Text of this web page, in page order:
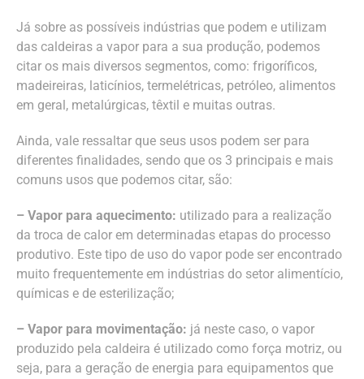
Já sobre as possíveis indústrias que podem e utilizam
das caldeiras a vapor para a sua produção, podemos
citar os mais diversos segmentos, como: frigoríficos,
madeireiras, laticínios, termelétricas, petróleo, alimentos
em geral, metalúrgicas, têxtil e muitas outras.
Ainda, vale ressaltar que seus usos podem ser para
diferentes finalidades, sendo que os 3 principais e mais
comuns usos que podemos citar, são:
– Vapor para aquecimento: utilizado para a realização
da troca de calor em determinadas etapas do processo
produtivo. Este tipo de uso do vapor pode ser encontrado
muito frequentemente em indústrias do setor alimentício,
químicas e de esterilização;
– Vapor para movimentação: já neste caso, o vapor
produzido pela caldeira é utilizado como força motriz, ou
seja, para a geração de energia para equipamentos que